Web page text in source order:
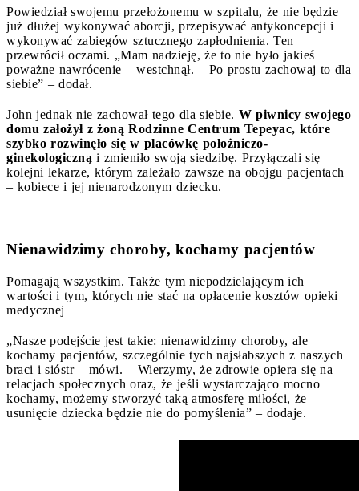
Powiedział swojemu przełożonemu w szpitalu, że nie będzie
już dłużej wykonywać aborcji, przepisywać antykoncepcji i
wykonywać zabiegów sztucznego zapłodnienia. Ten
przewrócił oczami. „Mam nadzieję, że to nie było jakieś
poważne nawrócenie – westchnął. – Po prostu zachowaj to dla
siebie” – dodał.
John jednak nie zachował tego dla siebie. W piwnicy swojego
domu założył z żoną Rodzinne Centrum Tepeyac, które
szybko rozwinęło się w placówkę położniczo-
ginekologiczną i zmieniło swoją siedzibę. Przyłączali się
kolejni lekarze, którym zależało zawsze na obojgu pacjentach
– kobiece i jej nienarodzonym dziecku.
Nienawidzimy choroby, kochamy pacjentów
Pomagają wszystkim. Także tym niepodzielającym ich
wartości i tym, których nie stać na opłacenie kosztów opieki
medycznej
„Nasze podejście jest takie: nienawidzimy choroby, ale
kochamy pacjentów, szczególnie tych najsłabszych z naszych
braci i sióstr – mówi. – Wierzymy, że zdrowie opiera się na
relacjach społecznych oraz, że jeśli wystarczająco mocno
kochamy, możemy stworzyć taką atmosferę miłości, że
usunięcie dziecka będzie nie do pomyślenia” – dodaje.